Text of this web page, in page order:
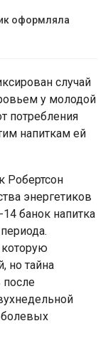
оформляла
случай
у молодой
потребления
напиткам ей
Робертсон
энергетиков
14 банок напитка
но тайна
после
болевых